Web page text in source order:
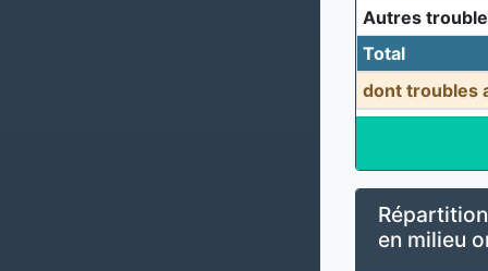
Autres
Total
dont troubles
en milieu